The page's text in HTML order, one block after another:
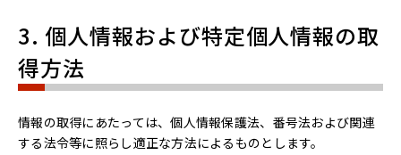
3. 個人情報および特定個人情報の取
得方法
情報の取得にあたっては、個人情報保護法、番号法および関連
する法令等に照らし適正な方法によるものとします。